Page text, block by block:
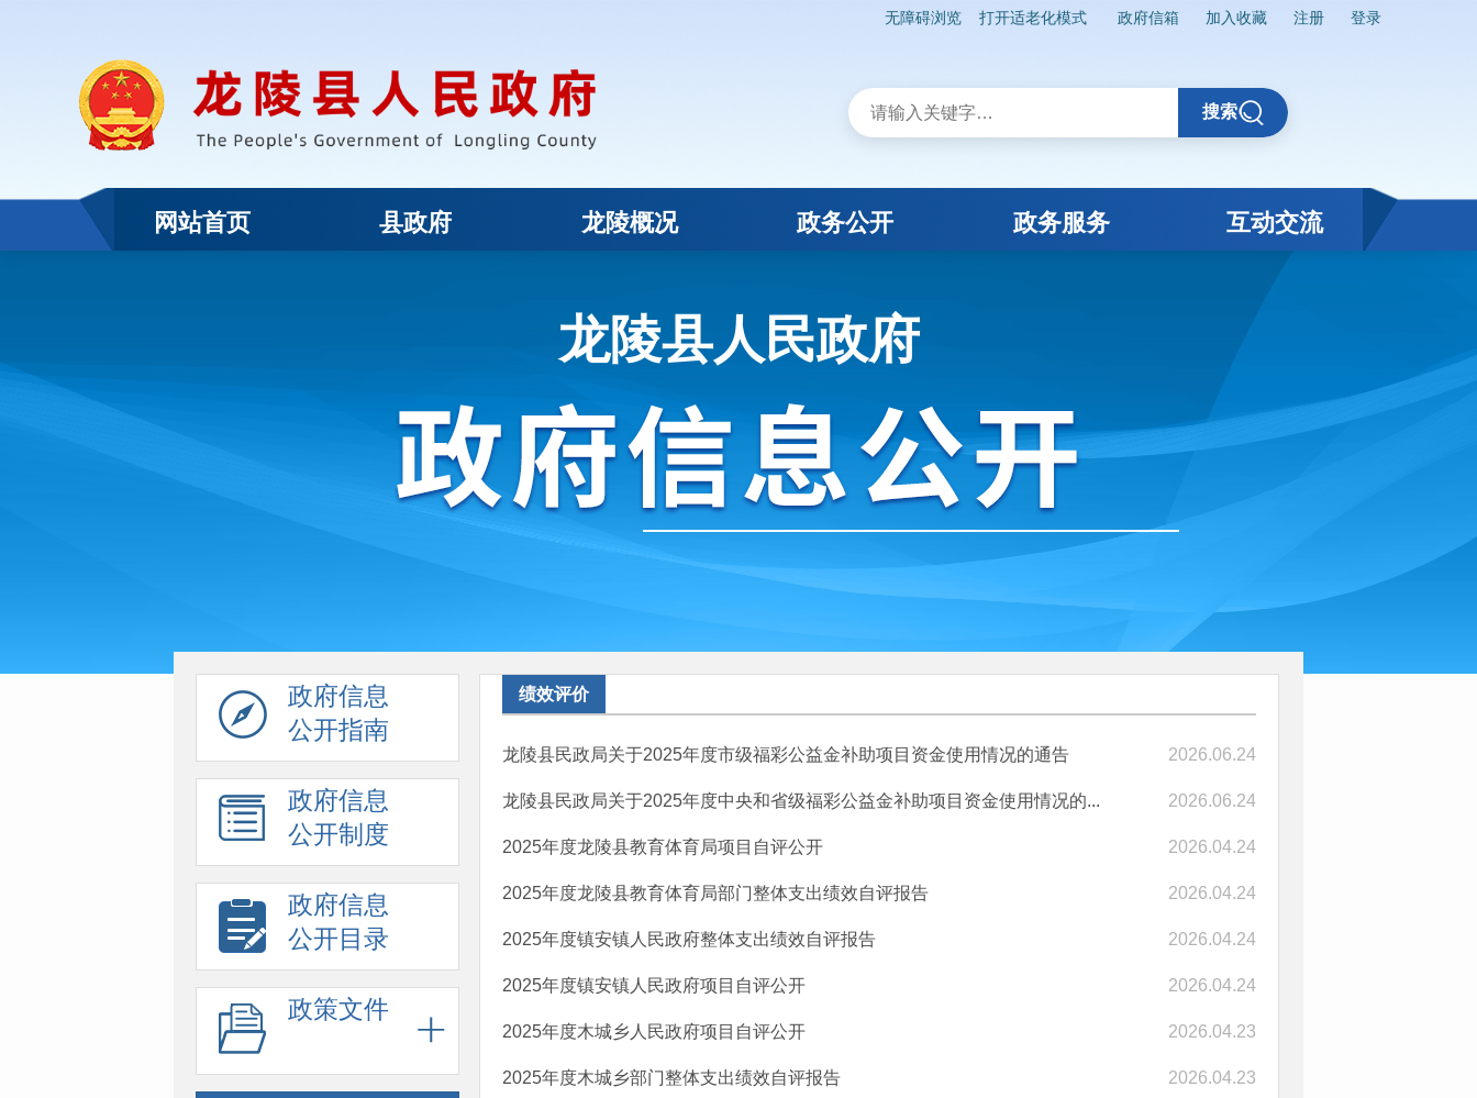
无障碍浏览 打开适老化模式 政府信箱 加入收藏 注册 登录
搜索
网站首页 县政府 龙陵概况 政务公开 政务服务 互动交流
龙陵县人民政府
政府信息
公开指南
政府信息
公开制度
政府信息
公开目录
政策文件
绩效评价
龙陵县民政局关于2025年度市级福彩公益金补助项目资金使用情况的通告 2026.06.24
龙陵县民政局关于2025年度中央和省级福彩公益金补助项目资金使用情况的... 2026.06.24
2025年度龙陵县教育体育局项目自评公开 2026.04.24
2025年度龙陵县教育体育局部门整体支出绩效自评报告 2026.04.24
2025年度镇安镇人民政府整体支出绩效自评报告 2026.04.24
2025年度镇安镇人民政府项目自评公开 2026.04.24
2025年度木城乡人民政府项目自评公开 2026.04.23
2025年度木城乡部门整体支出绩效自评报告 2026.04.23